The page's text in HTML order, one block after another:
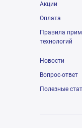
Акции
Оплата
Правила
технологий
Новости
Вопрос-ответ
Полезные